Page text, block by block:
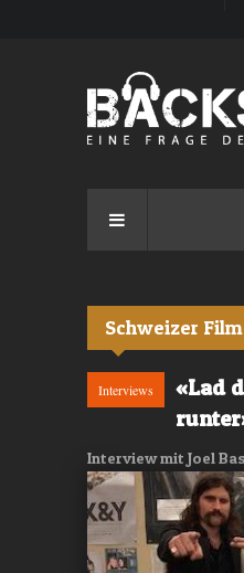
Schweizer Film
Interviews
«Lad
Interview mit Joel